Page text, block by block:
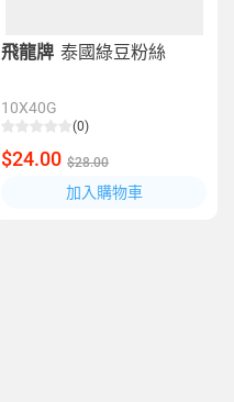
飛龍牌 泰國綠豆粉絲
10X40G
(0)
$24.00 $28.00
加入購物車